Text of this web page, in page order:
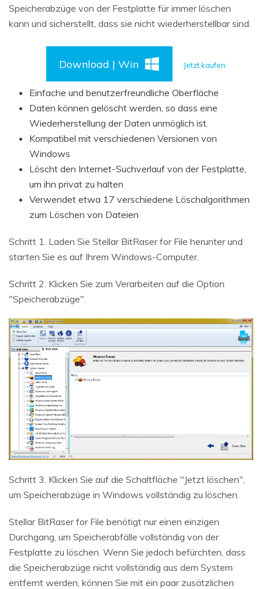
Speicherabzüge von der Festplatte für immer löschen
kann und sicherstellt, dass sie nicht wiederherstellbar sind.
Download | Win Jetzt kaufen
Einfache und benutzerfreundliche Oberfläche
Daten können gelöscht werden, so dass eine
Wiederherstellung der Daten unmöglich ist.
Kompatibel mit verschiedenen Versionen von
Windows
Löscht den Internet-Suchverlauf von der Festplatte,
um ihn privat zu halten
Verwendet etwa 17 verschiedene Löschalgorithmen
zum Löschen von Dateien
Schritt 1. Laden Sie Stellar BitRaser for File herunter und
starten Sie es auf Ihrem Windows-Computer.
Schritt 2. Klicken Sie zum Verarbeiten auf die Option
"Speicherabzüge".
Schritt 3. Klicken Sie auf die Schaltfläche "Jetzt löschen",
um Speicherabzüge in Windows vollständig zu löschen.
Stellar BitRaser for File benötigt nur einen einzigen
Durchgang, um Speicherabfälle vollständig von der
Festplatte zu löschen. Wenn Sie jedoch befürchten, dass
die Speicherabzüge nicht vollständig aus dem System
entfernt werden, können Sie mit ein paar zusätzlichen